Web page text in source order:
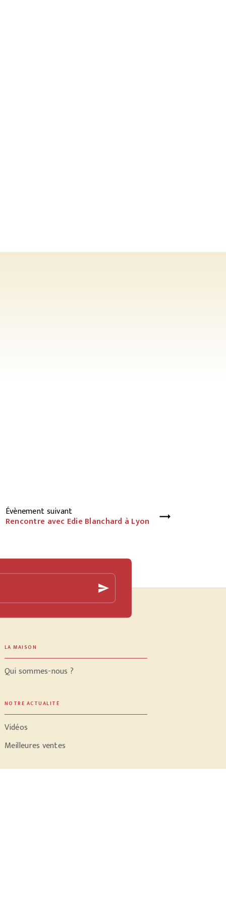
Évènement suivant
Rencontre avec Edie Blanchard à Lyon
send
LA MAISON
Qui sommes-nous ?
NOTRE ACTUALITÉ
Vidéos
Meilleures ventes